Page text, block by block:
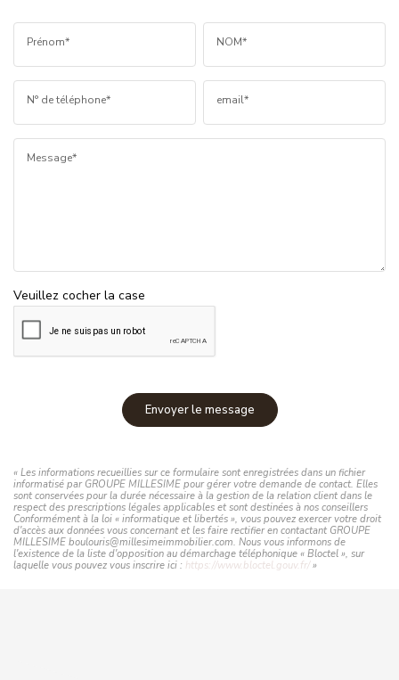
Prénom* NOM*
N° de téléphone* email*
Message*
Veuillez cocher la case
Envoyer le message
« Les informations recueillies sur ce formulaire sont enregistrées dans un fichier
informatisé par GROUPE MILLESIME pour gérer votre demande de contact. Elles
sont conservées pour la durée nécessaire à la gestion de la relation client dans le
respect des prescriptions légales applicables et sont destinées à nos conseillers
Conformément à la loi « informatique et libertés », vous pouvez exercer votre droit
d'accès aux données vous concernant et les faire rectifier en contactant GROUPE
MILLESIME boulouris@millesimeimmobilier.com. Nous vous informons de
l'existence de la liste d'opposition au démarchage téléphonique « Bloctel », sur
laquelle vous pouvez vous inscrire ici : https://www.bloctel.gouv.fr/»